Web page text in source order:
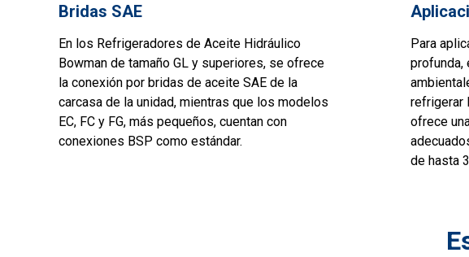
Bridas SAE
En los Refrigeradores de Aceite Hidráulico
Bowman de tamaño GL y superiores, se ofrece
la conexión por bridas de aceite SAE de la
carcasa de la unidad, mientras que los modelos
EC, FC y FG, más pequeños, cuentan con
conexiones BSP como estándar.
Para
profunda,
refrigerar
ofrece
de hasta